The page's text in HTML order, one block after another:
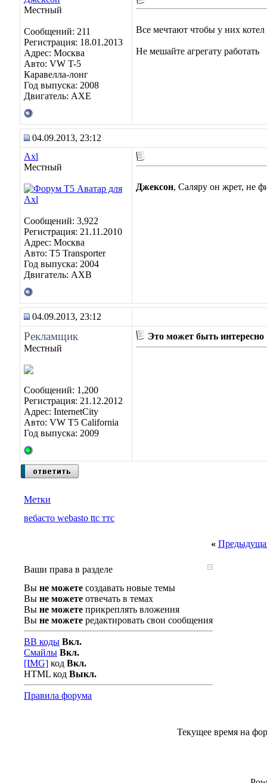
Местный
Сообщений: 211
Регистрация: 18.01.2013
Адрес: Москва
Авто: VW T-5
Каравелла-лонг
Год выпуска: 2008
Двигатель: АХЕ
Все мечтают чтобы у них котел
Не мешайте агрегату работать
04.09.2013, 23:12
Axl
Местный
Сообщений: 3,922
Регистрация: 21.11.2010
Адрес: Москва
Авто: Т5 Transporter
Год выпуска: 2004
Двигатель: АХВ
Джексон, Саляру он жрет, не
04.09.2013, 23:12
Рекламщик
Местный
Сообщений: 1,200
Регистрация: 21.12.2012
Адрес: InternetCity
Авто: VW T5 California
Год выпуска: 2009
Это может быть интересно
Метки
вебасто webasto ttc ттс
«
Ваши права в разделе
Вы не можете создавать новые темы
Вы не можете отвечать в темах
Вы не можете прикреплять вложения
Вы не можете редактировать свои сообщения
BB коды Вкл.
Смайлы Вкл.
[IMG] код Вкл.
HTML код Выкл.
Правила форума
Текущее время на